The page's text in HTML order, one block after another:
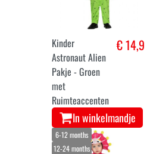
Kinder
Astronaut Alien
Pakje - Groen
met
Ruimteaccenten
€ 14,9
In winkelmandje
6-12 months
12-24 months